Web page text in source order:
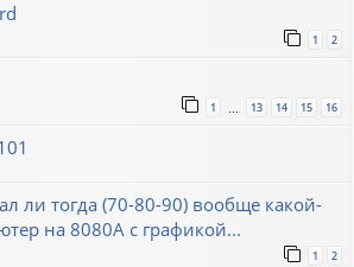
1 2
1 13 14 15 16
ли тогда (70-80-90) вообще какой-
на 8080А с графикой...
1 2